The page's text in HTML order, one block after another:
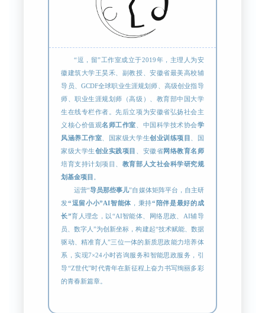
“逗，留”工作室成立于2019年，主理人为安
徽建筑大学王昊禾、副教授、安徽省最美高校辅
导员、GCDF全球职业生涯规划师、高级创业指导
师、职业生涯规划师（高级）、教育部中国大学
生在线专栏作者。先后立项为安徽省弘扬社会主
义核心价值观名师工作室 、中国科学技术协会学
风涵养工作室 、国家级大学生创业训练项目
、国
家级大学生创业实践项目 、安徽省网络教育名师
培育支持计划项目、 教育部人文社会科学研究规
划基金项目
运营“导员那些事儿”自媒体矩阵平台，自主研
发“逗留小小”AI智能体 ，秉持“陪伴是最好的成
长”育人理念，以“AI智能体、网络思政、AI辅导
员、数字人”为创新坐标，构建起“技术赋能、数据
驱动、精准育人”三位一体的新质思政能力培养体
系，实现7×24小时咨询服务和智能思政服务，引
导“Z世代”时代青年在新征程上奋力书写绚丽多彩
的青春新篇章。